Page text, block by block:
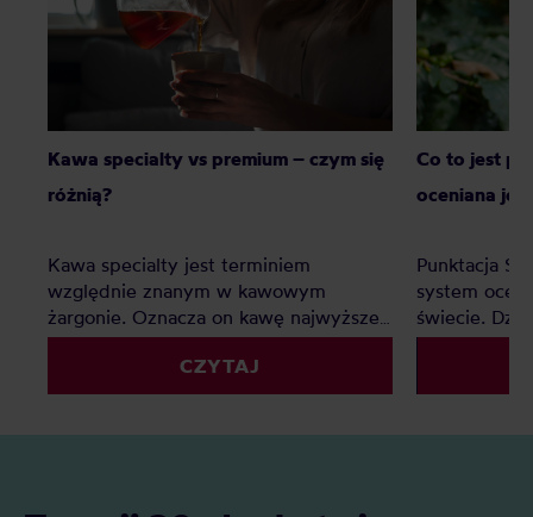
Kawa specialty vs premium – czym się
różnią?
Kawa specialty jest terminiem
względnie znanym w kawowym
żargonie. Oznacza on kawę najwyższej
jakości, jednak co z kawą premium?
Czy to tylko chwyt marketingowy czy
faktyczna ocena jakości? Z tego
CZYTAJ
Co to jest
oceniana
Punktacja
system
świecie.
palarnie i
kryteriów. Z